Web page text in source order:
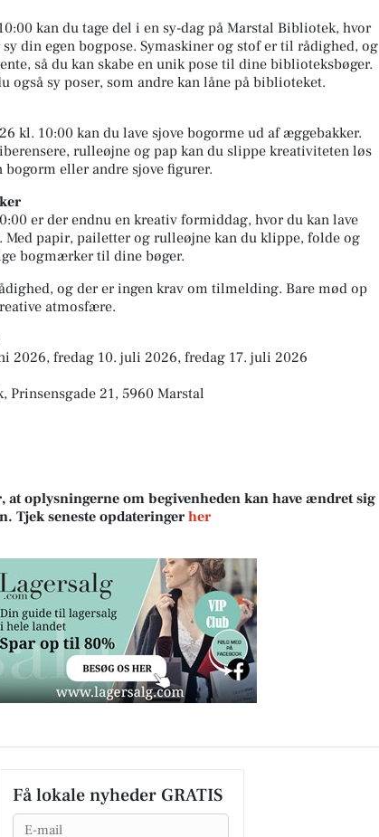
kan du tage del i en sy-dag på Marstal Bibliotek, hvor
din egen bogpose. Symaskiner og stof er til rådighed, og
så du kan skabe en unik pose til dine biblioteksbøger.
også sy poser, som andre kan låne på biblioteket.
kl. 10:00 kan du lave sjove bogorme ud af æggebakker.
rulleøjne og pap kan du slippe kreativiteten løs
bogorm eller andre sjove figurer.
er der endnu en kreativ formiddag, hvor du kan lave
Med papir, pailetter og rulleøjne kan du klippe, folde og
bogmærker til dine bøger.
og der er ingen krav om tilmelding. Bare mød op
atmosfære.
2026, fredag 10. juli 2026, fredag 17. juli 2026
Prinsensgade 21, 5960 Marstal
at oplysningerne om begivenheden kan have ændret sig
Tjek seneste opdateringer her
Få lokale nyheder GRATIS
Email